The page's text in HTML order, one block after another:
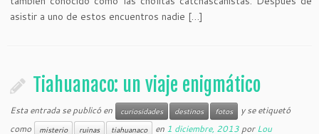
asistir a uno de estos encuentros nadie […]
Tiahuanaco: un viaje enigmático
Esta entrada se publicó en curiosidades destinos fotos
y se etiquetó
como
misterio ruinas tiahuanaco en 1 diciembre, 2013 porLou